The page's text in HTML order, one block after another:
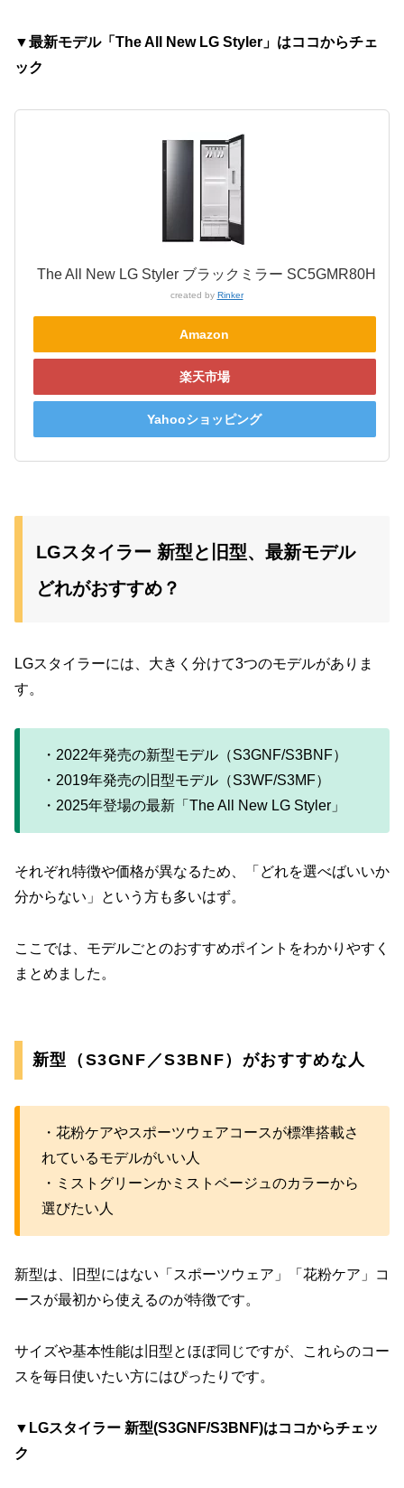
▼最新モデル「The All New LG Styler」はココからチェ
ック
The All New LG Styler ブラックミラー SC5GMR80H
created by Rinker
Amazon
楽天市場
Yahooショッピング
LGスタイラー 新型と旧型、最新モデル
どれがおすすめ？
LGスタイラーには、大きく分けて3つのモデルがありま
す。
・2022年発売の新型モデル（S3GNF/S3BNF）
・2019年発売の旧型モデル（S3WF/S3MF）
・2025年登場の最新「The All New LG Styler」
それぞれ特徴や価格が異なるため、「どれを選べばいいか
分からない」という方も多いはず。
ここでは、モデルごとのおすすめポイントをわかりやすく
まとめました。
新型（S3GNF／S3BNF）がおすすめな人
・花粉ケアやスポーツウェアコースが標準搭載さ
れているモデルがいい人
・ミストグリーンかミストベージュのカラーから
選びたい人
新型は、旧型にはない「スポーツウェア」「花粉ケア」コ
ースが最初から使えるのが特徴です。
サイズや基本性能は旧型とほぼ同じですが、これらのコー
スを毎日使いたい方にはぴったりです。
▼LGスタイラー 新型(S3GNF/S3BNF)はココからチェッ
ク